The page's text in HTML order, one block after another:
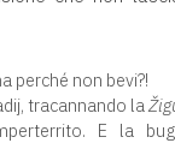
perché non bevi?!
tracannando la
E la